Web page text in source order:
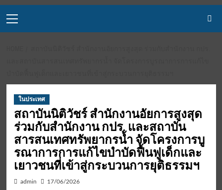
Menu
ในประเทศ
สถาบันนิติวัชร์ สำนักงานอัยการสูงสุด
ร่วมกับสำนักงาน กปร. และสถาบัน
สารสนเทศทรัพยากรน้ำ จัดโครงการบู
รณาการการแก้ไขบำบัดฟื้นฟูเด็กและ
เยาวชนที่เข้าสู่กระบวนการยุติธรรมฯ
admin 17/06/2026